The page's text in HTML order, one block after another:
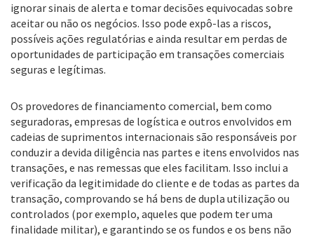
ignorar sinais de alerta e tomar decisões equivocadas sobre
aceitar ou não os negócios. Isso pode expô-las a riscos,
possíveis ações regulatórias e ainda resultar em perdas de
oportunidades de participação em transações comerciais
seguras e legítimas.
Os provedores de financiamento comercial, bem como
seguradoras, empresas de logística e outros envolvidos em
cadeias de suprimentos internacionais são responsáveis por
conduzir a devida diligência nas partes e itens envolvidos nas
transações, e nas remessas que eles facilitam. Isso inclui a
verificação da legitimidade do cliente e de todas as partes da
transação, comprovando se há bens de dupla utilização ou
controlados (por exemplo, aqueles que podem ter uma
finalidade militar), e garantindo se os fundos e os bens não